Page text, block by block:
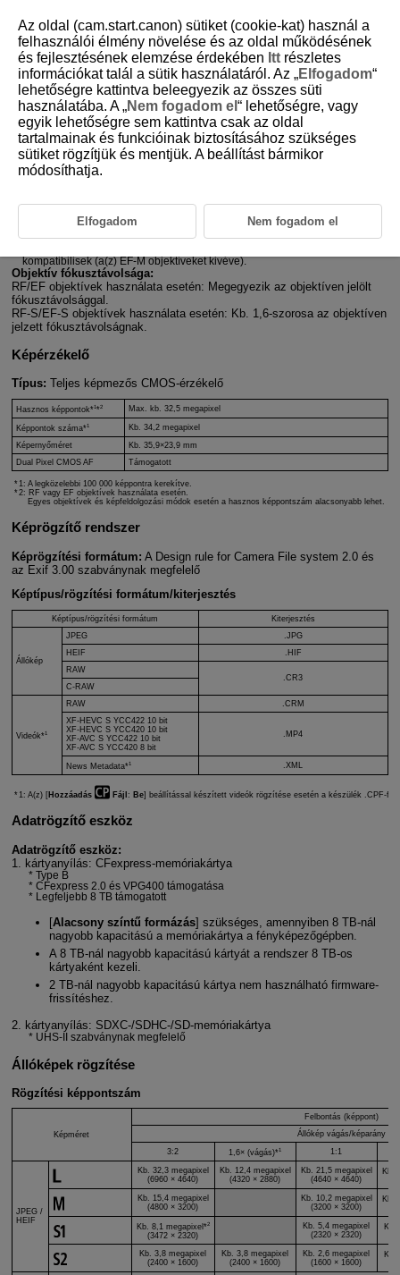
D388-246
Műszaki adatok
Formátum
Kompatibilis objektívek:
Canon RF objektívcsalád (a(z)RF-S
objektíveket is beleértve)
kompatibilisek (a(z) EF-M objektíveket kivéve).
Objektív fókusztávolsága:
RF/EF objektívek használata esetén: Megegyezik az objektíven jelölt
fókusztávolsággal.
RF-S/EF-S objektívek használata esetén: Kb. 1,6-szorosa az objektíven
jelzett fókusztávolságnak.
Képérzékelő
Típus: Teljes képmezős CMOS-érzékelő
Hasznos képpontok*1*2 Max. kb. 32,5 megapixel
Képpontok száma*1
Kb. 34,2 megapixel
Képernyőméret
Kb. 35,9×23,9 mm
Dual Pixel CMOS AF
Támogatott
1: A legközelebbi 100 000 képpontra kerekítve.
2: RF vagy EF objektívek használata esetén.
Egyes objektívek és képfeldolgozási módok esetén a hasznos képpontszám alacsonyabb lehet.
Képrögzítő rendszer
Képrögzítési formátum: A Design rule for Camera File system 2.0 és
az Exif 3.00 szabványnak megfelelő
Képtípus/rögzítési formátum/kiterjesztés
Képtípus/rögzítési formátum Kiterjesztés
Állókép
JPEG
.JPG
HEIF
.HIF
RAW
.CR3
C-RAW
Videók*1
RAW
.CRM
XF-HEVC S YCC422 10 bit
XF-HEVC S YCC420 10 bit
XF-AVC S YCC422 10 bit
XF-AVC S YCC420 8 bit
.MP4
News Metadata*1 .XML
1: A(z) [ Hozzáadás Fájl : Be] beállítással készített videók rögzítése esetén a készülék .CPF-
Adatrögzítő eszköz
Adatrögzítő eszköz:
1. kártyanyílás: CFexpress-memóriakártya
Type B
CFexpress 2.0 és VPG400 támogatása
Legfeljebb 8 TB támogatott
[Alacsony színtű formázás] szükséges, amennyiben 8 TB-nál
nagyobb kapacitású a memóriakártya a fényképezőgépben.
A 8 TB-nál nagyobb kapacitású kártyát a rendszer 8 TB-os
kártyaként kezeli.
2 TB-nál nagyobb kapacitású kártya nem használható firmware-
frissítéshez.
2. kártyanyílás: SDXC-/SDHC-/SD-memóriakártya
UHS-II szabványnak megfelelő
Állóképek rögzítése
Rögzítési képpontszám
Képméret
Felbontás (képpont)
Állókép vágás/képarány
3:2
1,6× (vágás)*1 1:1
JPEG /
HEIF
Kb. 32,3 megapixel
(6960 × 4640)
Kb. 12,4 megapixel
(4320 × 2880)
Kb. 21,5 megapixel
(4640 × 4640)
Kb.
Kb. 15,4 megapixel
(4800 × 3200)
Kb. 10,2 megapixel
(3200 × 3200)
Kb.
Kb. 8,1 megapixel*2
(3472 × 2320)
Kb. 5,4 megapixel
(2320 × 2320)
Kb.
Kb. 3,8 megapixel
(2400 × 1600)
Kb. 3,8 megapixel
(2400 × 1600)
Kb. 2,6 megapixel
(1600 × 1600)
Kb.
Az oldal (cam.start.canon) sütiket (cookie-kat) használ a
felhasználói élmény növelése és az oldal működésének
és fejlesztésének elemzése érdekében Itt részletes
információkat talál a sütik használatáról. Az „Elfogadom“
lehetőségre kattintva beleegyezik az összes süti
használatába. A „Nem fogadom el “ lehetőségre, vagy
egyik lehetőségre sem kattintva csak az oldal
tartalmainak és funkcióinak biztosításához szükséges
sütiket rögzítjük és mentjük. A beállítást bármikor
módosíthatja.
Elfogadom Nem fogadom el